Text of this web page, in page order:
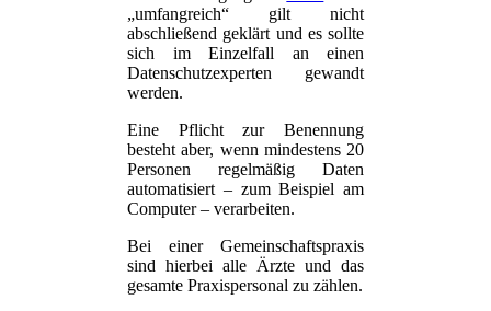
„umfangreich“ gilt nicht
abschließend geklärt und es sollte
sich im Einzelfall an einen
Datenschutzexperten gewandt
werden.
Eine Pflicht zur Benennung
besteht aber, wenn mindestens 20
Personen regelmäßig Daten
automatisiert – zum Beispiel am
Computer – verarbeiten.
Bei einer Gemeinschaftspraxis
sind hierbei alle Ärzte und das
gesamte Praxispersonal zu zählen.